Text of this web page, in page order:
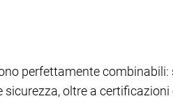
perfettamente combinabili:
oltre a